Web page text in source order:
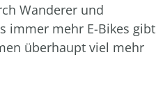
Wanderer und
immer mehr E-Bikes gibt
überhaupt viel mehr